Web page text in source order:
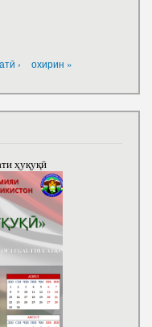
› охирин »
ҳуқуқӣ